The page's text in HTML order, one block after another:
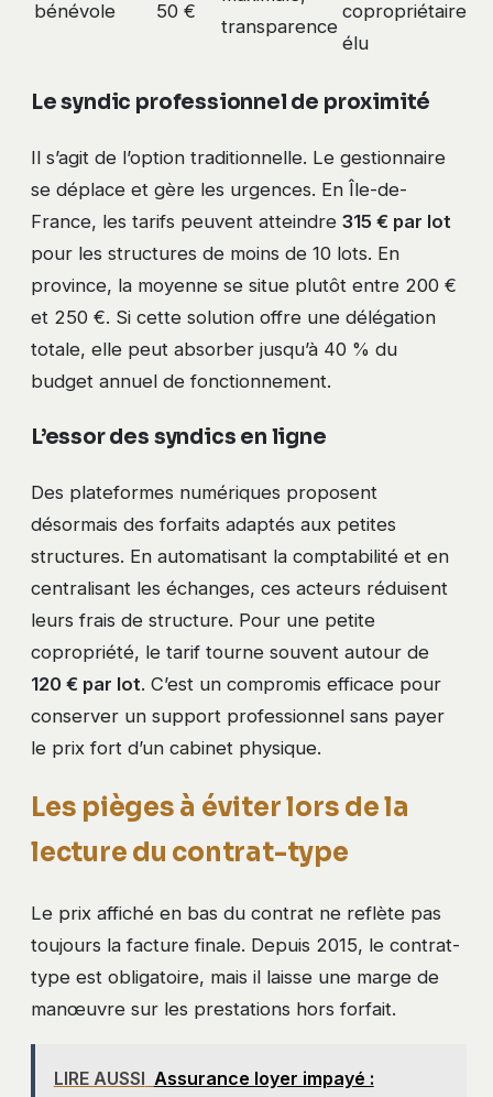
bénévole
50 €
transparence
copropriétaire
élu
Le syndic professionnel de proximité
Il s’agit de l’option traditionnelle. Le gestionnaire
se déplace et gère les urgences. En Île-de-
France, les tarifs peuvent atteindre 315 € par lot
pour les structures de moins de 10 lots. En
province, la moyenne se situe plutôt entre 200 €
et 250 €. Si cette solution offre une délégation
totale, elle peut absorber jusqu’à 40 % du
budget annuel de fonctionnement.
L’essor des syndics en ligne
Des plateformes numériques proposent
désormais des forfaits adaptés aux petites
structures. En automatisant la comptabilité et en
centralisant les échanges, ces acteurs réduisent
leurs frais de structure. Pour une petite
copropriété, le tarif tourne souvent autour de
120 € par lot. C’est un compromis efficace pour
conserver un support professionnel sans payer
le prix fort d’un cabinet physique.
Les pièges à éviter lors de la
lecture du contrat-type
Le prix affiché en bas du contrat ne reflète pas
toujours la facture finale. Depuis 2015, le contrat-
type est obligatoire, mais il laisse une marge de
manœuvre sur les prestations hors forfait.
LIRE AUSSI Assurance loyer impayé :